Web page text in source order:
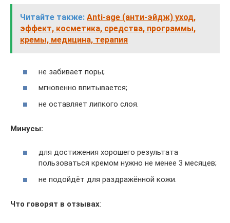
Читайте также: Anti-age (анти-эйдж) уход,
эффект, косметика, средства, программы,
кремы, медицина, терапия
не забивает поры;
мгновенно впитывается;
не оставляет липкого слоя.
Минусы:
для достижения хорошего результата
пользоваться кремом нужно не менее 3 месяцев;
не подойдёт для раздражённой кожи.
Что говорят в отзывах: